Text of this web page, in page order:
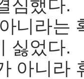
심했다.
니라는
싫었다.
아니라